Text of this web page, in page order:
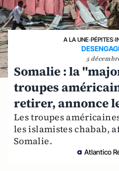
A LA UNE›PÉPITES›
5
Somalie : la
troupes
retirer, annonce
Les troupes
les islamistes chabab,
Somalie.
Atlantico